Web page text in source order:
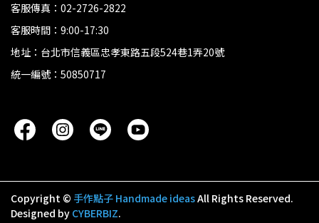
客服傳真：02-2726-2822
客服時間：9:00-17:30
地址：台北市信義區忠孝東路五段524巷1弄20號
統一編號：50850717
Copyright © 手作點子 Handmade ideasAll Rights Reserved.
Designed by CYBERBIZ.